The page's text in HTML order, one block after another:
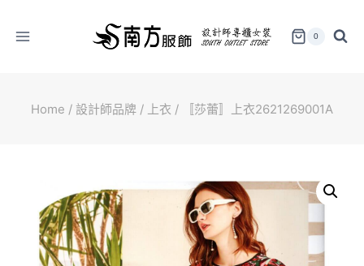
0
Home / 設計師品牌 / 上衣 / 〚莎蕾〛上衣2621269001A